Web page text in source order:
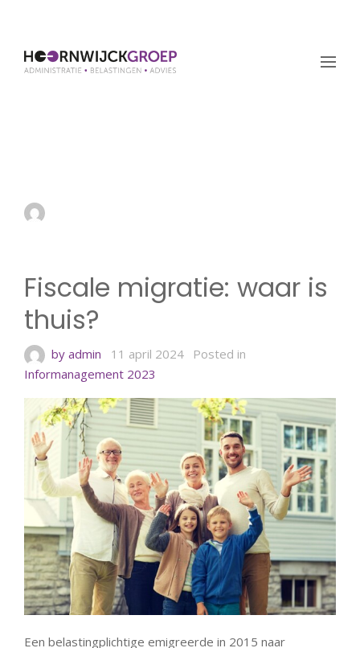
Fiscale migratie: waar is
thuis?
by admin 11 april 2024
Posted in
Informanagement 2023
Een belastingplichtige emigreerde in 2015 naar